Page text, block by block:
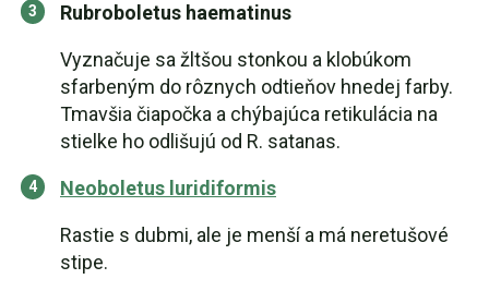
Rubroboletus haematinus
Vyznačuje sa žltšou stonkou a klobúkom
sfarbeným do rôznych odtieňov hnedej farby.
Tmavšia čiapočka a chýbajúca retikulácia na
stielke ho odlišujú od R. satanas.
Neoboletus luridiformis
Rastie s dubmi, ale je menší a má neretušové
stipe.